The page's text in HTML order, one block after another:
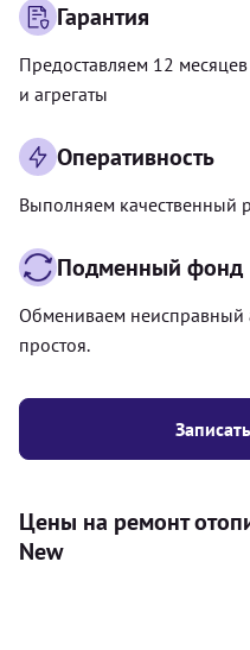
Гарантия
Предоставляем 12 месяцев
и агрегаты
Оперативность
Выполняем качественный
Подменный фонд
Обмениваем неисправный
простоя.
Цены на ремонт
New